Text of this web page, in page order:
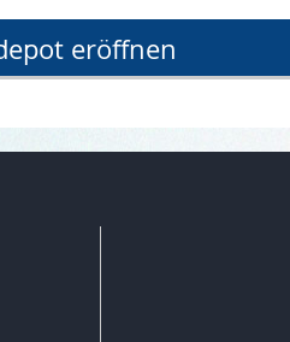
eröffnen